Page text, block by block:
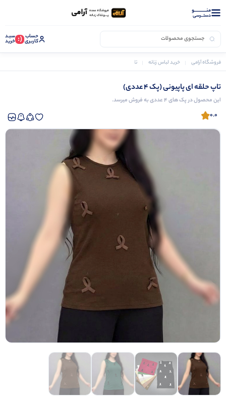
منــــــــــــو
دستــرسی
حساب
کاربری (: سبـد
خرید
فروشگاه آرامی خرید لباس زنانه تاپ و نیم تنه زنانه
تاپ حلقه ای پاپیونی (پک 4 عددی)
این محصول در پک های 4 عددی به فروش میرسد.
0.0